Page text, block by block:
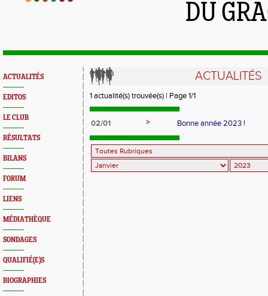
DU
ACTUALITÉS
EDITOS
LE CLUB
RÉSULTATS
BILANS
FORUM
LIENS
MÉDIATHÈQUE
SONDAGES
QUALIFIÉ(E)S
BIOGRAPHIES
ACTUALITÉS
1 actualité(s) trouvée(s) | Page 1/1
02/01 > Bonne année 2023 !